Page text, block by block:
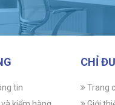
tin
CHỈ
Trang